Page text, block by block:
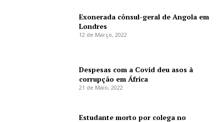
Exonerada cônsul-geral de Angola em
Londres
12 de Março, 2022
Despesas com a Covid deu asos à
corrupção em África
21 de Maio, 2022
Estudante morto por colega no